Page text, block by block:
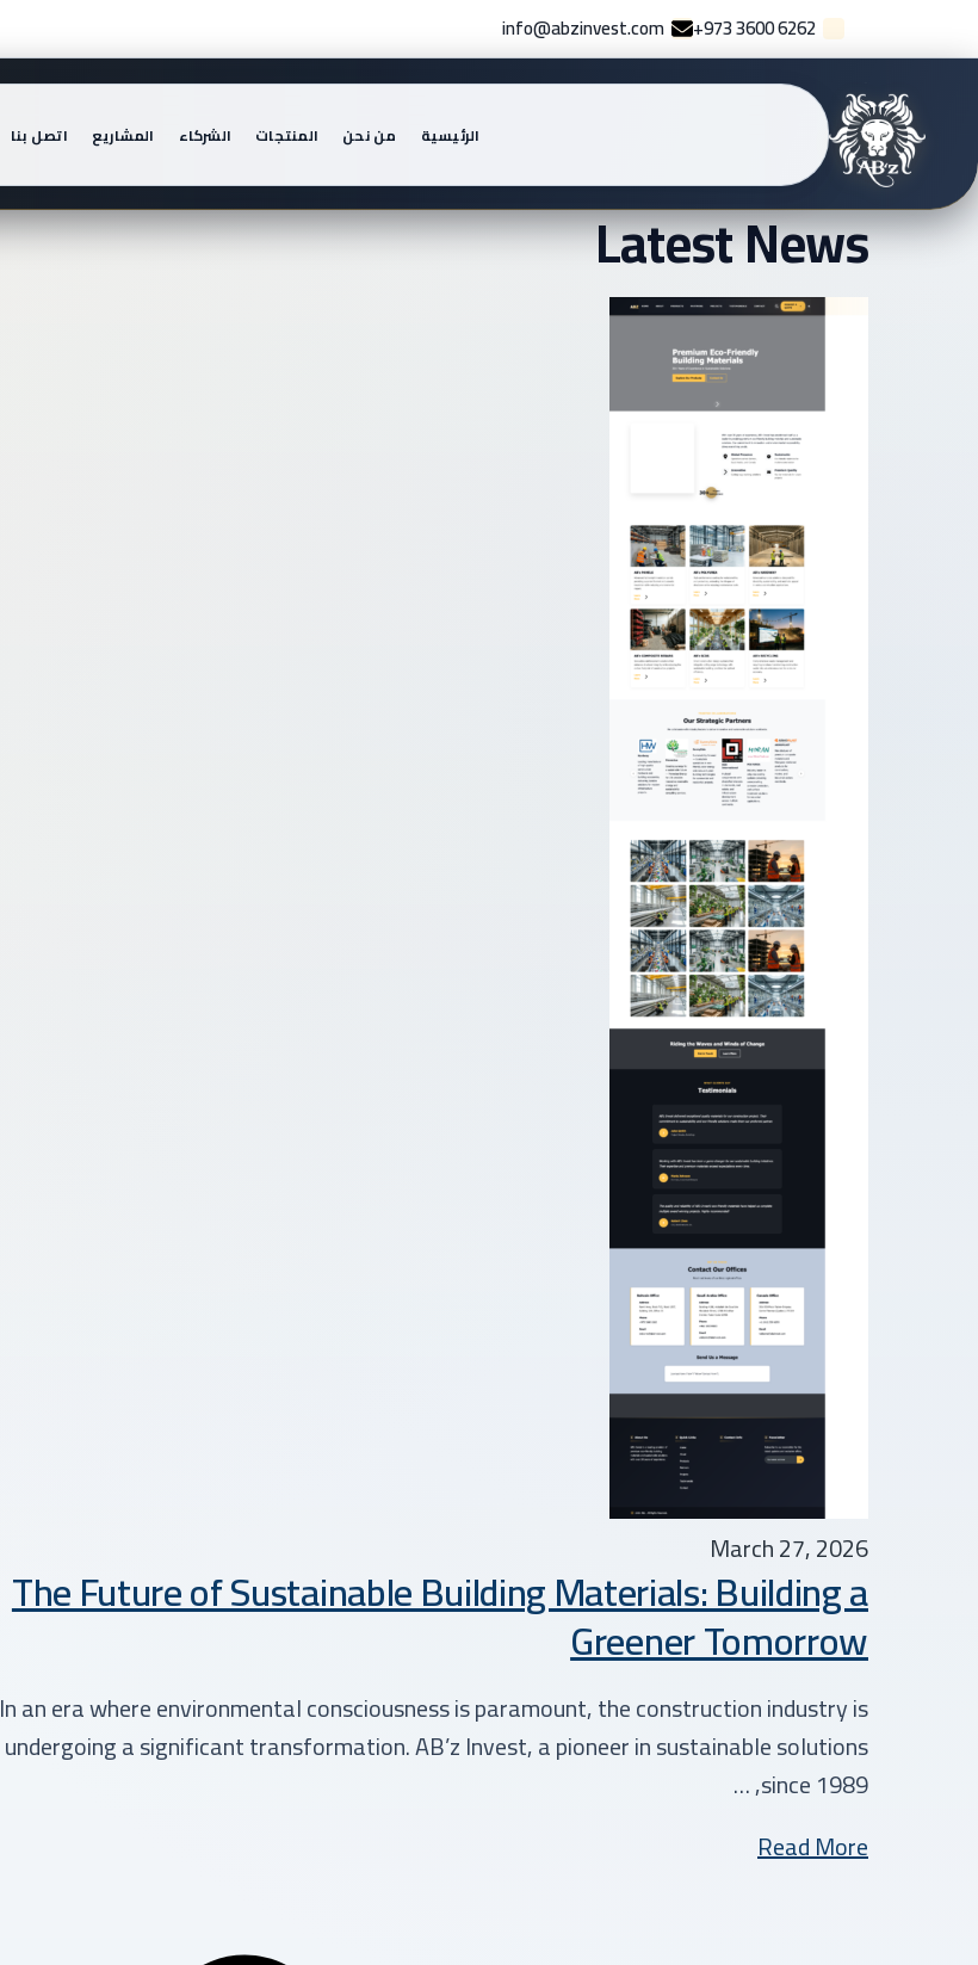
+973 3600 6262
info@abzinvest.com
الرئيسية من نحن المنتجات الشركاء المشاريع اتصل بنا
Latest News
March 27, 2026
The Future of Sustainable Building Materials: Building a
Greener Tomorrow
In an era where environmental consciousness is paramount, the construction industry is
undergoing a significant transformation. AB’z Invest, a pioneer in sustainable solutions
since 1989, …
Read More